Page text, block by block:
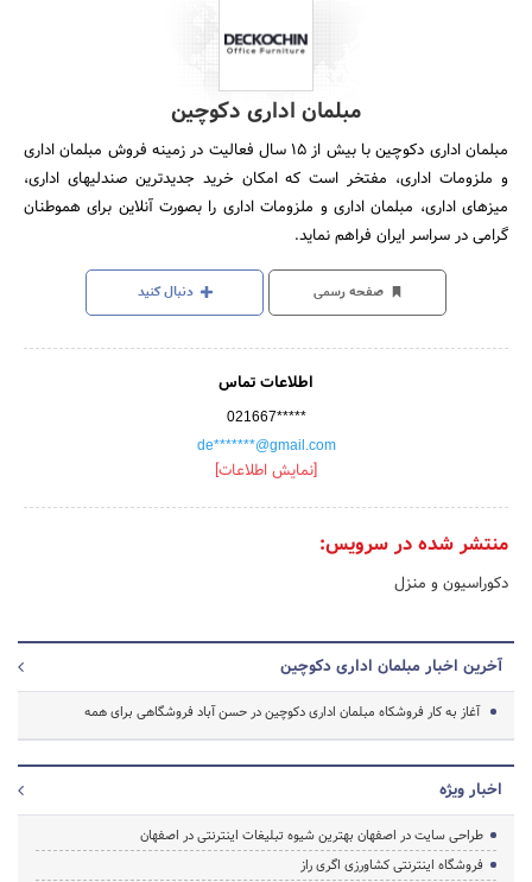
مبلمان اداری دکوچین
مبلمان اداری دکوچین با بیش از ۱۵ سال فعالیت در زمینه فروش مبلمان اداری
و ملزومات اداری، مفتخر است که امکان خرید جدیدترین صندلیهای اداری،
میزهای اداری، مبلمان اداری و ملزومات اداری را بصورت آنلاین برای هموطنان
گرامی در سراسر ایران فراهم نماید.
صفحه رسمی دنبال کنید
اطلاعات تماس
021667*****
de*******@gmail.com
[نمایش اطلاعات]
منتشر شده در سرویس:
دکوراسیون و منزل
آخرین اخبار مبلمان اداری دکوچین
آغاز به کار فروشکاه مبلمان اداری دکوچین در حسن آباد فروشگاهی برای همه
اخبار ویژه
طراحی سایت در اصفهان بهترین شیوه تبلیغات اینترنتی در اصفهان
فروشگاه اینترنتی کشاورزی اگری راز